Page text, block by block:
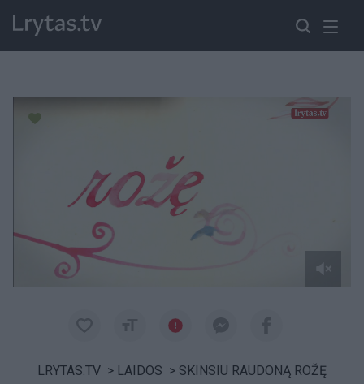
LRYTAS.TV > LAIDOS > SKINSIU RAUDONĄ ROŽĘ